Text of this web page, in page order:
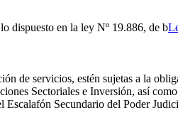
dispuesto en la ley Nº 19.886, de b
de servicios, estén sujetas a la
Sectoriales e Inversión, así
Secundario del Poder